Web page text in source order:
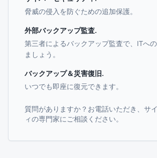
脅威の侵入を防ぐための追加保護。
外部バックアップ監査.
第三者によるバックアップ監査で、ITへ
ましょう。
バックアップ＆災害復旧 .
いつでも即座に復元できます。
質問がありますか？お電話いただき、サ
ィの専門家にご相談ください。